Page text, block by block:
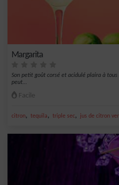
Margarita
Son petit goût corsé et acidulé plaira à
peut...
Facile
citron, tequila, triple sec, jus de citron